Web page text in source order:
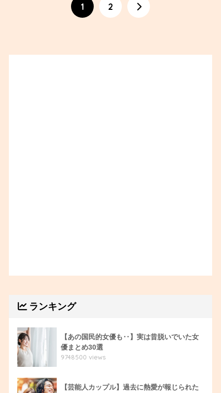
1 2
ランキング
【あの国民的女優も‥】実は昔脱いでいた女
優まとめ30選
9748500 views
【芸能人カップル】過去に熱愛が報じられた